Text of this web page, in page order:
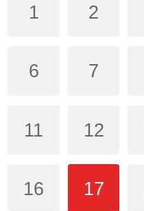
1 2
6 7
11 12
16 17